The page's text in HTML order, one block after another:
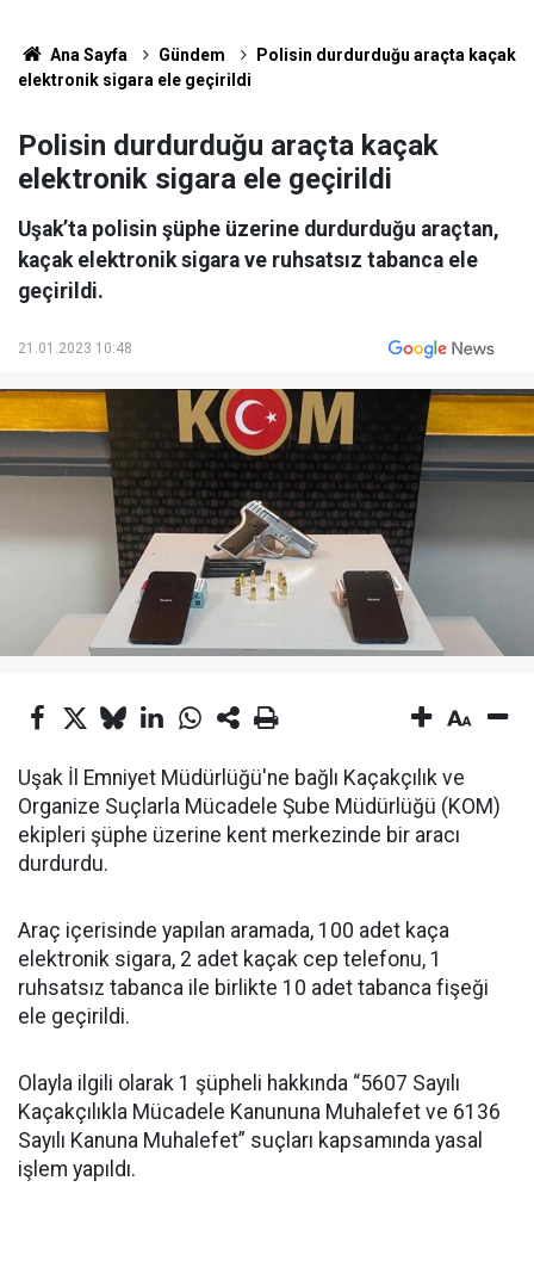
Ana Sayfa Gündem
Polisin durdurduğu araçta kaçak
elektronik sigara ele geçirildi
Polisin durdurduğu araçta kaçak
elektronik sigara ele geçirildi
Uşak’ta polisin şüphe üzerine durdurduğu araçtan,
kaçak elektronik sigara ve ruhsatsız tabanca ele
geçirildi.
21.01.2023 10:48
Uşak İl Emniyet Müdürlüğü'ne bağlı Kaçakçılık ve
Organize Suçlarla Mücadele Şube Müdürlüğü (KOM)
ekipleri şüphe üzerine kent merkezinde bir aracı
durdurdu.
Araç içerisinde yapılan aramada, 100 adet kaça
elektronik sigara, 2 adet kaçak cep telefonu, 1
ruhsatsız tabanca ile birlikte 10 adet tabanca fişeği
ele geçirildi.
Olayla ilgili olarak 1 şüpheli hakkında “5607 Sayılı
Kaçakçılıkla Mücadele Kanununa Muhalefet ve 6136
Sayılı Kanuna Muhalefet” suçları kapsamında yasal
işlem yapıldı.